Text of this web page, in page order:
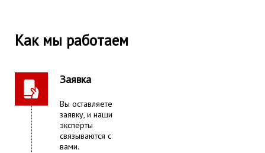
Как мы работаем
Заявка
Вы оставляете
заявку, и наши
эксперты
связываются с
вами.